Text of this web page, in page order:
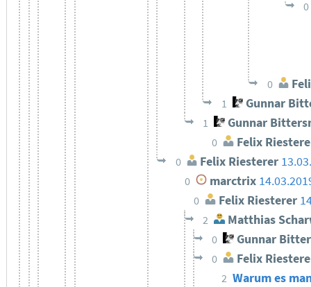
0
0
1 Gunnar
1 Gunnar
0 Felix
0 Felix Riesterer
0 marctrix
0 Felix Riesterer
2 Matthias
0 Gunnar
0 Felix
2 Warum es